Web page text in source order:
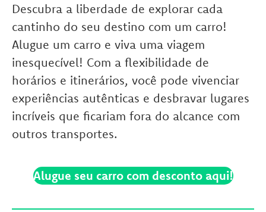
Descubra a liberdade de explorar cada
cantinho do seu destino com um carro!
Alugue um carro e viva uma viagem
inesquecível! Com a flexibilidade de
horários e itinerários, você pode vivenciar
experiências autênticas e desbravar lugares
incríveis que ficariam fora do alcance com
outros transportes.
Alugue seu carro com desconto aqui!